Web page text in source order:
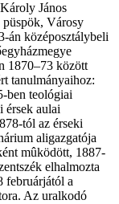
János
püspök, Városy
án középosztálybeli
1870–73 között
tanulmányaihoz:
ben teológiai
érsek aulai
tól az érseki
aligazgatója
mûködött, 1887-
elhalmozta
februárjától a
Az uralkodó